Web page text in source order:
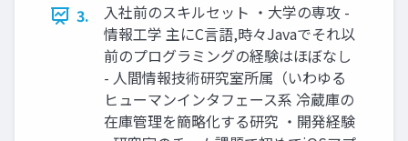
3.
入社前のスキルセット ・大学の専攻 -
情報工学 主にC言語,時々Javaでそれ以
前のプログラミングの経験はほぼなし
- 人間情報技術研究室所属（いわゆる
ヒューマンインタフェース系 冷蔵庫の
在庫管理を簡略化する研究 ・開発経験